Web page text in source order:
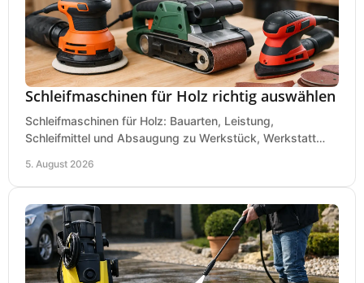
Schleifmaschinen für Holz richtig auswählen
Schleifmaschinen für Holz: Bauarten, Leistung,
Schleifmittel und Absaugung zu Werkstück, Werkstatt
5. August 2026